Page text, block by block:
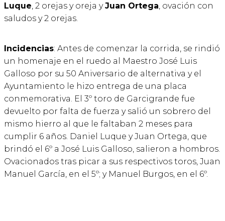
Luque , 2 orejas y oreja yJuan Ortega , ovación con
saludos y 2 orejas.
Incidencias: Antes de comenzar la corrida, se rindió
un homenaje en el ruedo al Maestro José Luis
Galloso por su 50 Aniversario de alternativa y el
Ayuntamiento le hizo entrega de una placa
conmemorativa. El 3º toro de Garcigrande fue
devuelto por falta de fuerza y salió un sobrero del
mismo hierro al que le faltaban 2 meses para
cumplir 6 años. Daniel Luque y Juan Ortega, que
brindó el 6º a José Luis Galloso, salieron a hombros.
Ovacionados tras picar a sus respectivos toros, Juan
Manuel García, en el 5º; y Manuel Burgos, en el 6º.